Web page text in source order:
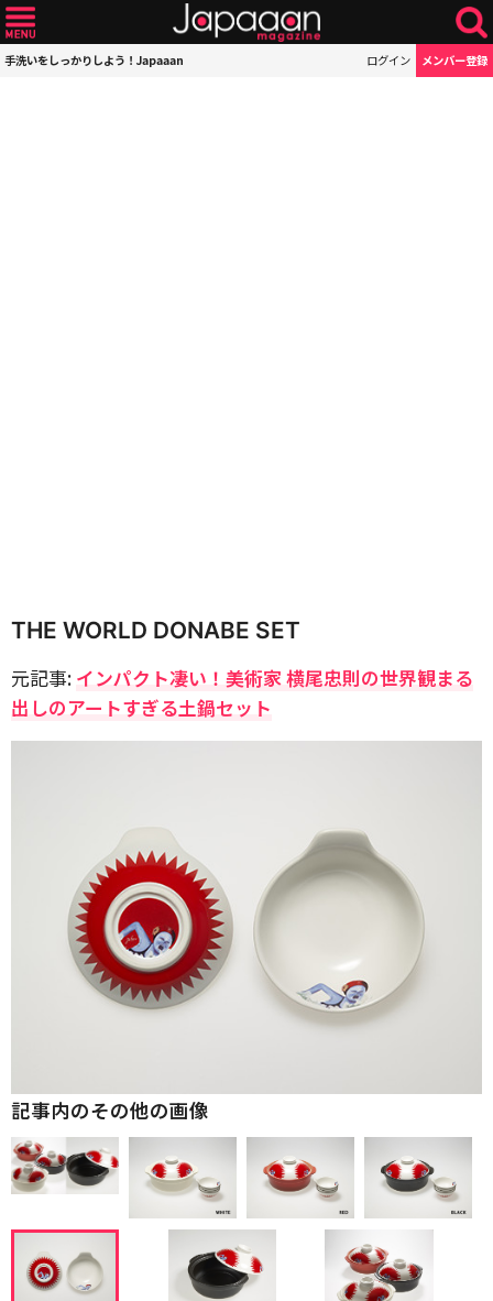
手洗いをしっかりしよう！Japaaan ログイン メンバー登録
THE WORLD DONABE SET
元記事: インパクト凄い！美術家 横尾忠則の世界観まる
出しのアートすぎる土鍋セット
記事内のその他の画像